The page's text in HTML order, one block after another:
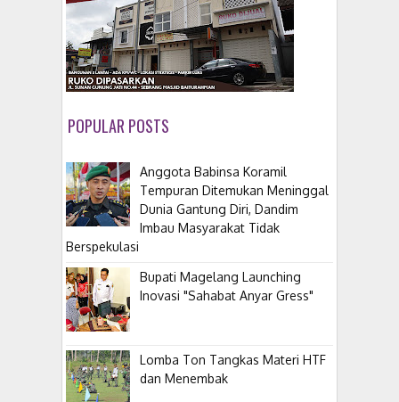
POPULAR POSTS
Anggota Babinsa Koramil
Tempuran Ditemukan Meninggal
Dunia Gantung Diri, Dandim
Imbau Masyarakat Tidak
Berspekulasi
Bupati Magelang Launching
Inovasi "Sahabat Anyar Gress"
Lomba Ton Tangkas Materi HTF
dan Menembak